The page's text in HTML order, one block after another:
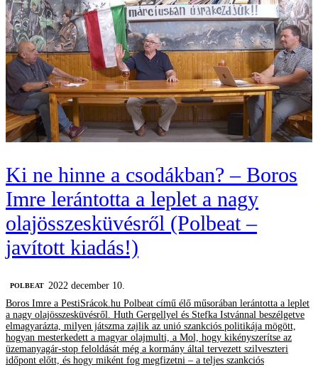
Ki ne hinne a csodákban? – Boros
Imre lerántotta a leplet a nagy
olajösszesküvésről (Polbeat –
javított kiadás!)
‎POLBEAT 2022 december 10.
Boros Imre a PestiSrácok.hu Polbeat című élő műsorában lerántotta a leplet
a nagy olajösszesküvésről. Huth Gergellyel és Stefka Istvánnal beszélgetve
elmagyarázta, milyen játszma zajlik az unió szankciós politikája mögött,
hogyan mesterkedett a magyar olajmulti, a Mol, hogy kikényszerítse az
üzemanyagár-stop feloldását még a kormány által tervezett szilveszteri
időpont előtt, és hogy miként fog megfizetni – a teljes szankciós